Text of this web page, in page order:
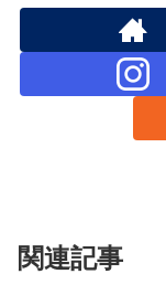
関連記事